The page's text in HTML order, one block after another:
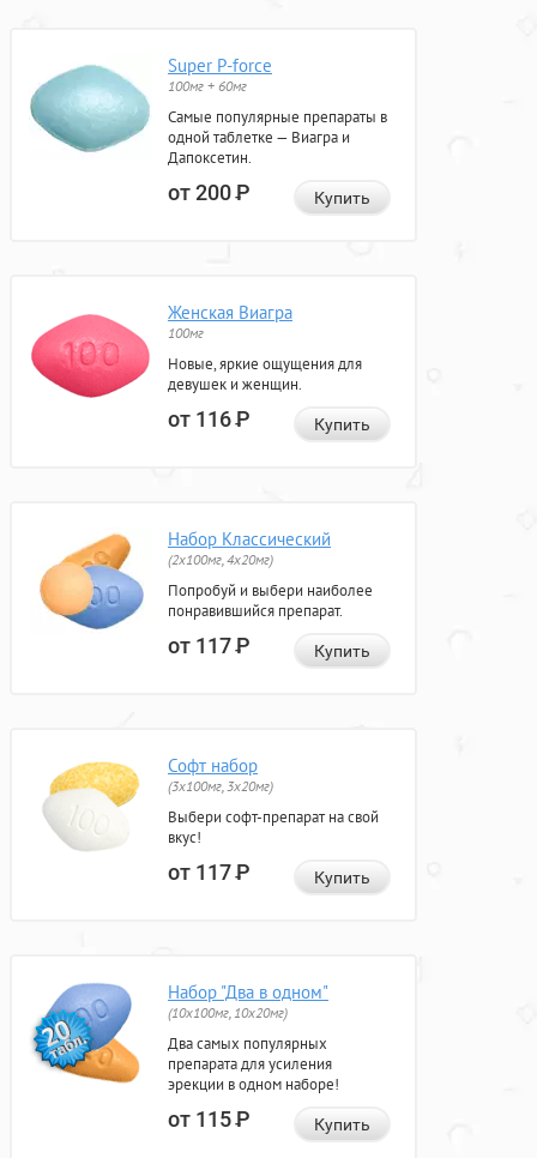
Super P-force
100мг + 60мг
Самые популярные препараты в
одной таблетке — Виагра и
Дапоксетин.
от 200Р Купить
Женская Виагра
100мг
Новые, яркие ощущения для
девушек и женщин.
от 116Р Купить
Набор Классический
(2x100мг, 4x20мг)
Попробуй и выбери наиболее
понравившийся препарат.
от 117Р Купить
Софт набор
(3x100мг, 3x20мг)
Выбери софт-препарат на свой
вкус!
от 117Р Купить
Набор "Два в одном"
(10x100мг, 10x20мг)
Два самых популярных
препарата для усиления
эрекции в одном наборе!
от 115Р Купить